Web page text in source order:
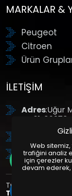
MARKALAR &
Peugeot
Citroen
Ürün
İLETIŞIM
Adres:Uğur
No:61,
: +90
GSM: +90
Tüm Hakları
Tasarım
Web
trafiğini analiz
için çerezler
devam ederek,